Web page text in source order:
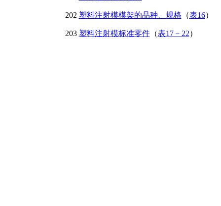
202 塑料注射模模架的品种、规格 （表16）
203 塑料注射模标准零件（表17－22）